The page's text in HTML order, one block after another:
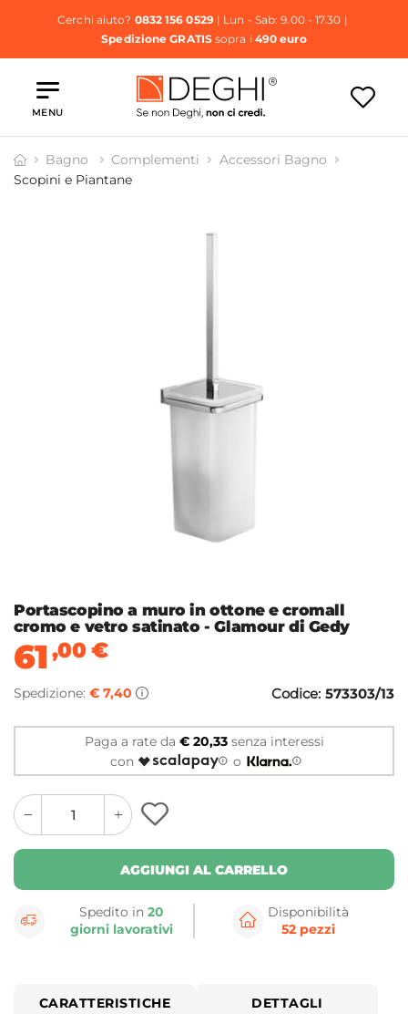
Cerchi aiuto? 0832 156 0529| Lun - Sab: 9.00 - 17.30 |
Spedizione GRATISsopra i 490 euro
MENU
Bagno Complementi
Accessori Bagno
Scopini e Piantane
Portascopino a muro in ottone e cromall
cromo e vetro satinato - Glamour di Gedy
61,00€
Spedizione: € 7,40 Codice: 573303/13
Paga a rate da € 20,33senza interessi
con
o
quantity
button
quantity
minus
button
AGGIUNGI AL CARRELLO
Spedito in 20
giorni lavorativi
Disponibilità
52 pezzi
CARATTERISTICHE DETTAGLI